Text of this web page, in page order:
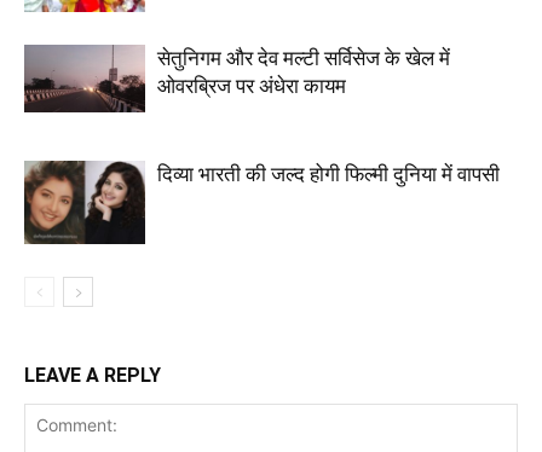
सेतुनिगम और देव मल्टी सर्विसेज के खेल में
ओवरब्रिज पर अंधेरा कायम
दिव्या भारती की जल्द होगी फिल्मी दुनिया में वापसी
LEAVE A REPLY